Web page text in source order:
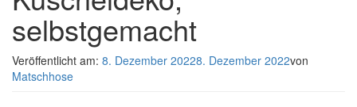
selbstgemacht
Veröffentlicht am: 8. Dezember 20228. Dezember 2022von
Matschhose